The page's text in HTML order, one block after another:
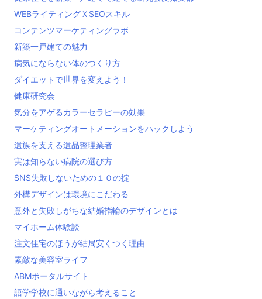
WEBライティングＸSEOスキル
コンテンツマーケティングラボ
新築一戸建ての魅力
病気にならない体のつくり方
ダイエットで世界を変えよう！
健康研究会
気分をアゲるカラーセラピーの効果
マーケティングオートメーションをハックしよう
遺族を支える遺品整理業者
実は知らない病院の選び方
SNS失敗しないための１０の掟
外構デザインは環境にこだわる
意外と失敗しがちな結婚指輪のデザインとは
マイホーム体験談
注文住宅のほうが結局安くつく理由
素敵な美容室ライフ
ABMポータルサイト
語学学校に通いながら考えること